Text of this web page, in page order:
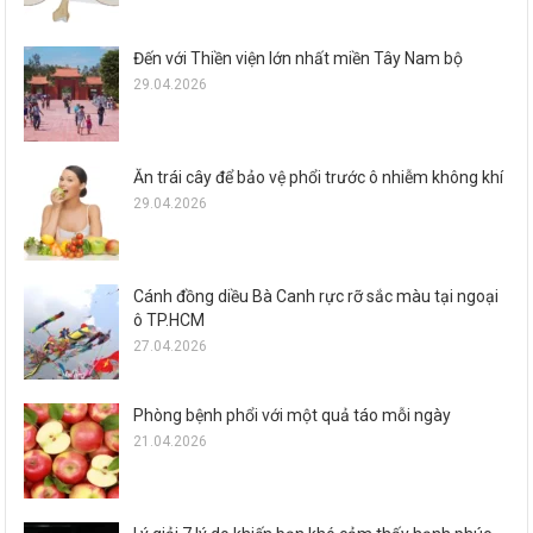
Đến với Thiền viện lớn nhất miền Tây Nam bộ
29.04.2026
Ăn trái cây để bảo vệ phổi trước ô nhiễm không khí
29.04.2026
Cánh đồng diều Bà Canh rực rỡ sắc màu tại ngoại
ô TP.HCM
27.04.2026
Phòng bệnh phổi với một quả táo mỗi ngày
21.04.2026